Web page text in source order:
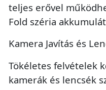
teljes erővel
Fold széria
Kamera Javítás és
Tökéletes felvételek
kamerák és lencsék